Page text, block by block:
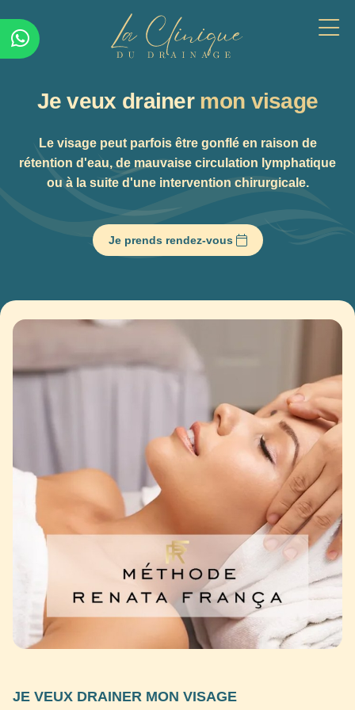
Je veux drainer mon visage
Le visage peut parfois être gonflé en raison de
rétention d'eau, de mauvaise circulation lymphatique
ou à la suite d'une intervention chirurgicale.
Je prends rendez-vous
JE VEUX DRAINER MON VISAGE